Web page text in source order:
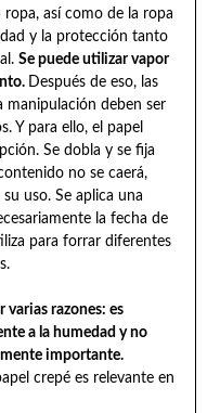
así como de la ropa
y la protección tanto
Se puede utilizar vapor
Después de eso, las
manipulación deben ser
Y para ello, el papel
Se dobla y se fija
no se caerá,
uso. Se aplica una
la fecha de
para forrar diferentes
varias razones: es
a la humedad y no
importante.
crepé es relevante en